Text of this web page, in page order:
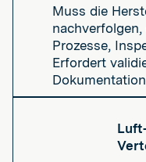
Muss die
Prozesse,
Erfordert